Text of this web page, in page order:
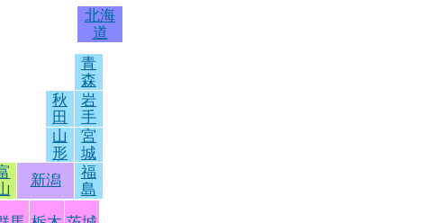
北海
道
青
森
秋
田
岩
手
山
形
宮
城
新潟
福
島